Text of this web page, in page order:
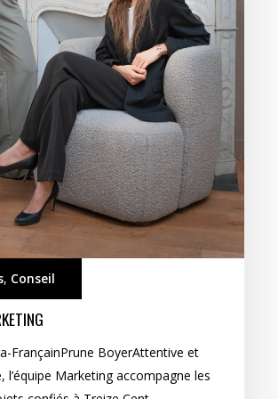
, Conseil
FrançainPrune BoyerAttentive et
l’équipe Marketing accompagne les